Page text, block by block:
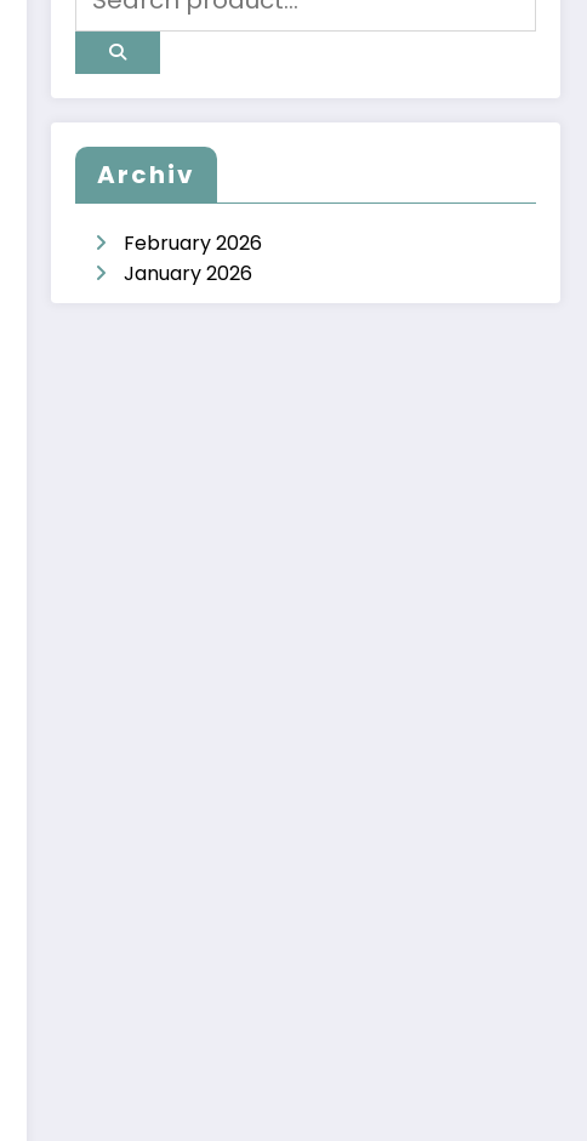
Archiv
February 2026
January 2026